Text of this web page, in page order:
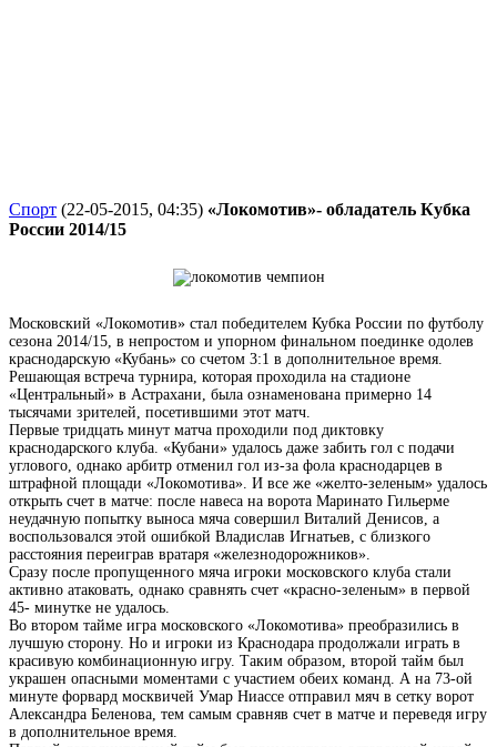
Спорт (22-05-2015, 04:35) «Локомотив»- обладатель Кубка
России 2014/15
Московский «Локомотив» стал победителем Кубка России по футболу
сезона 2014/15, в непростом и упорном финальном поединке одолев
краснодарскую «Кубань» со счетом 3:1 в дополнительное время.
Решающая встреча турнира, которая проходила на стадионе
«Центральный» в Астрахани, была ознаменована примерно 14
тысячами зрителей, посетившими этот матч.
Первые тридцать минут матча проходили под диктовку
краснодарского клуба. «Кубани» удалось даже забить гол с подачи
углового, однако арбитр отменил гол из-за фола краснодарцев в
штрафной площади «Локомотива». И все же «желто-зеленым» удалось
открыть счет в матче: после навеса на ворота Маринато Гильерме
неудачную попытку выноса мяча совершил Виталий Денисов, а
воспользовался этой ошибкой Владислав Игнатьев, с близкого
расстояния переиграв вратаря «железнодорожников».
Сразу после пропущенного мяча игроки московского клуба стали
активно атаковать, однако сравнять счет «красно-зеленым» в первой
45- минутке не удалось.
Во втором тайме игра московского «Локомотива» преобразились в
лучшую сторону. Но и игроки из Краснодара продолжали играть в
красивую комбинационную игру. Таким образом, второй тайм был
украшен опасными моментами с участием обеих команд. А на 73-ой
минуте форвард москвичей Умар Ниассе отправил мяч в сетку ворот
Александра Беленова, тем самым сравняв счет в матче и переведя игру
в дополнительное время.